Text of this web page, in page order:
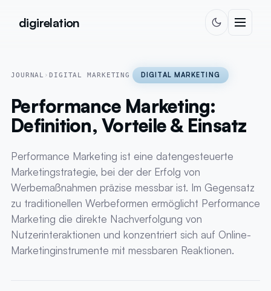
digirelation
JOURNAL ›DIGITAL MARKETING DIGITAL MARKETING
Performance Marketing:
Definition, Vorteile & Einsatz
Performance Marketing ist eine datengesteuerte
Marketingstrategie, bei der der Erfolg von
Werbemaßnahmen präzise messbar ist. Im Gegensatz
zu traditionellen Werbeformen ermöglicht Performance
Marketing die direkte Nachverfolgung von
Nutzerinteraktionen und konzentriert sich auf Online-
Marketinginstrumente mit messbaren Reaktionen.